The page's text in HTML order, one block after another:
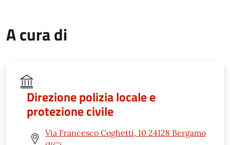
A cura di
Direzione polizia locale e
protezione civile
Via Francesco Coghetti, 10 24128 Bergamo